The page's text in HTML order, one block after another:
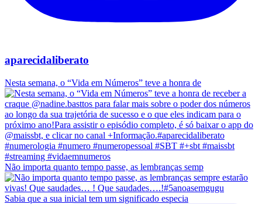
aparecidaliberato
Nesta semana, o “Vida em Números” teve a honra de
Não importa quanto tempo passe, as lembranças semp
Sabia que a sua inicial tem um significado especia